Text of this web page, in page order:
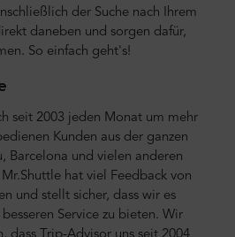
der Suche nach Ihrem
daneben und sorgen dafür,
So einfach geht's!
seit 2003 jeden Monat um mehr
Kunden aus der ganzen
Barcelona und vielen anderen
hat viel Feedback von
und stellt sicher, dass wir es
Service zu bieten. Wir